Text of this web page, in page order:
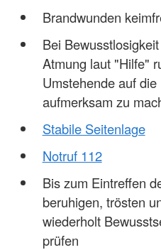
Brandwunden
Bei
Atmung laut "Hilfe"
Umstehende auf
aufmerksam zu
Stabile Seitenlage
Notruf 112
Bis zum Eintreffen
beruhigen, trösten
wiederholt
prüfen